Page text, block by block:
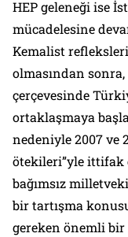
HEP geleneği ise
mücadelesine
Kemalist
olmasından
çerçevesinde
ortaklaşmaya
nedeniyle 2007 ve
ötekileri”yle ittifak
bağımsız
bir tartışma
gereken önemli